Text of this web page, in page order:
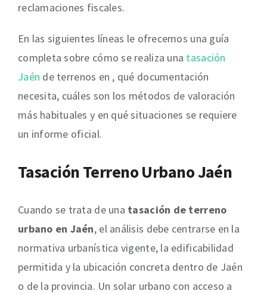
reclamaciones fiscales.
En las siguientes líneas le ofrecemos una guía
completa sobre cómo se realiza una tasación
Jaén de terrenos en , qué documentación
necesita, cuáles son los métodos de valoración
más habituales y en qué situaciones se requiere
un informe oficial.
Tasación Terreno Urbano Jaén
Cuando se trata de una tasación de terreno
urbano en Jaén, el análisis debe centrarse en la
normativa urbanística vigente, la edificabilidad
permitida y la ubicación concreta dentro de Jaén
o de la provincia. Un solar urbano con acceso a